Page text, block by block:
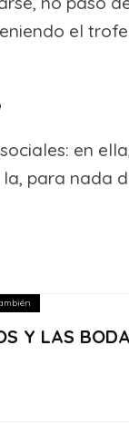
el
en
para nada
Y LAS